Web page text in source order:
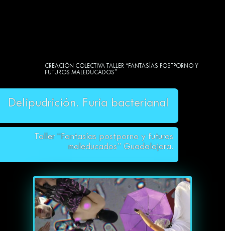
Delipudrición. Furia bacterianal
CREACIÓN COLECTIVA TALLER “FANTASÍAS POSTPORNO Y
FUTUROS MALEDUCADOS"
Taller “Fantasías postporno y futuros
maleducados” Guadalajara.